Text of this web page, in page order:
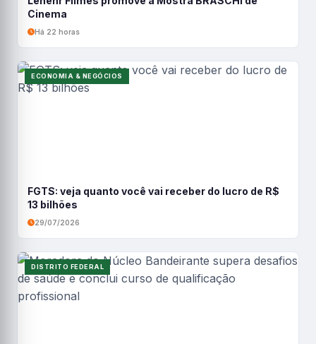
Cinema
Há 22 horas
ECONOMIA & NEGÓCIOS
FGTS: veja quanto você vai receber do lucro de R$
13 bilhões
29/07/2026
DISTRITO FEDERAL